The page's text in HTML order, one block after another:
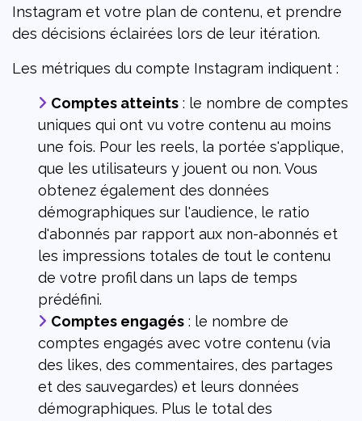
Instagram et votre plan de contenu, et prendre
des décisions éclairées lors de leur itération.
Les métriques du compte Instagram indiquent :
Comptes atteints : le nombre de comptes
uniques qui ont vu votre contenu au moins
une fois. Pour les reels, la portée s'applique,
que les utilisateurs y jouent ou non. Vous
obtenez également des données
démographiques sur l'audience, le ratio
d'abonnés par rapport aux non-abonnés et
les impressions totales de tout le contenu
de votre profil dans un laps de temps
prédéfini.
Comptes engagés : le nombre de
comptes engagés avec votre contenu (via
des likes, des commentaires, des partages
et des sauvegardes) et leurs données
démographiques. Plus le total des